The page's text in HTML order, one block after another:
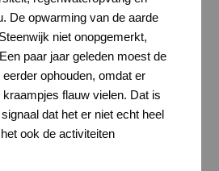
De opwarming van de aarde
niet onopgemerkt,
paar jaar geleden moest de
ophouden, omdat er
flauw vielen. Dat is
dat het er niet echt heel
ook de activiteiten